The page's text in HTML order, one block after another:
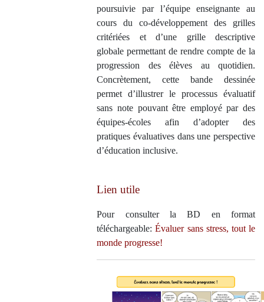
poursuivie par l’équipe enseignante au
cours du co-développement des grilles
critériées et d’une grille descriptive
globale permettant de rendre compte de la
progression des élèves au quotidien.
Concrètement, cette bande dessinée
permet d’illustrer le processus évaluatif
sans note pouvant être employé par des
équipes-écoles afin d’adopter des
pratiques évaluatives dans une perspective
d’éducation inclusive.
Lien utile
Pour consulter la BD en format
téléchargeable:Évaluer sans stress, tout le
monde progresse!